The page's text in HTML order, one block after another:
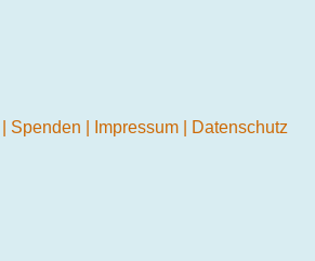
Spenden Impressum Datenschutz